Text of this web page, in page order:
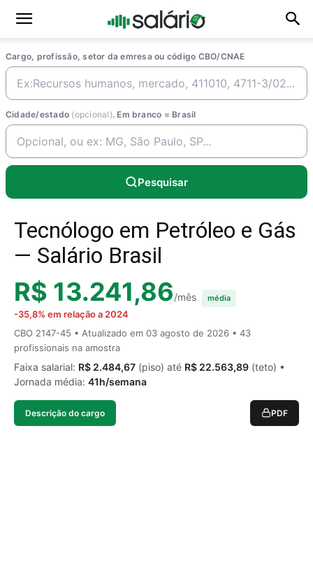
Cargo, profissão, setor da emresa ou código CBO/CNAE
Cidade/estado (opcional). Em branco = Brasil
Pesquisar
Tecnólogo em Petróleo e Gás
— Salário Brasil
R$ 13.241,86/mês média
-35,8% em relação a 2024
CBO 2147-45 • Atualizado em 03 agosto de 2026 • 43
profissionais na amostra
Faixa salarial: R$ 2.484,67 (piso) até R$ 22.563,89 (teto) •
Jornada média: 41h/semana
Descrição do cargo PDF